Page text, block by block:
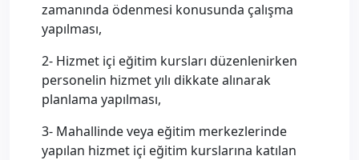
zamanında ödenmesi konusunda çalışma
yapılması,
2- Hizmet içi eğitim kursları düzenlenirken
personelin hizmet yılı dikkate alınarak
planlama yapılması,
3- Mahallinde veya eğitim merkezlerinde
yapılan hizmet içi eğitim kurslarına katılan